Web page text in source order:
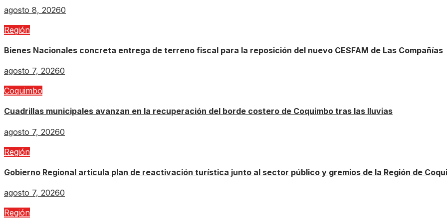
agosto 8, 20260
Región
Bienes Nacionales concreta entrega de terreno fiscal para la reposición del nuevo CESFAM de Las Compañías
agosto 7, 20260
Coquimbo
Cuadrillas municipales avanzan en la recuperación del borde costero de Coquimbo tras las lluvias
agosto 7, 20260
Región
Gobierno Regional articula plan de reactivación turística junto al sector público y gremios de la Región de
agosto 7, 20260
Región